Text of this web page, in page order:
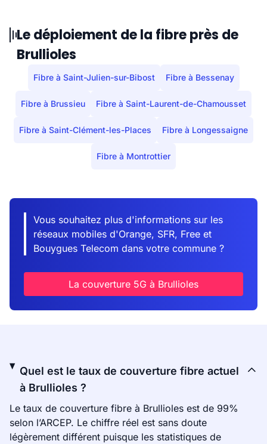
Le déploiement de la fibre près de
Brullioles
Fibre à Saint-Julien-sur-Bibost Fibre à Bessenay
Fibre à Brussieu Fibre à Saint-Laurent-de-Chamousset
Fibre à Saint-Clément-les-Places Fibre à Longessaigne
Fibre à Montrottier
Vous souhaitez plus d'informations sur les
réseaux mobiles d'Orange, SFR, Free et
Bouygues Telecom dans votre commune ?
La couverture 5G à Brullioles
Quel est le taux de couverture fibre actuel
à Brullioles ?
Le taux de couverture fibre à Brullioles est de 99%
selon l’ARCEP. Le chiffre réel est sans doute
légèrement différent puisque les statistiques de